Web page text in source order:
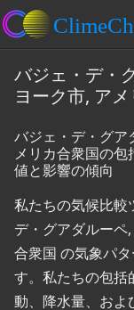
バジェ・デ・
ヨーク市, ア
バジェ・デ・グア
メリカ合衆国の
値と影響の傾向
私たちの気候比較
デ・グアダルーペ
合衆国 の気象パ
す。私たちの包括
動、降水量、およ